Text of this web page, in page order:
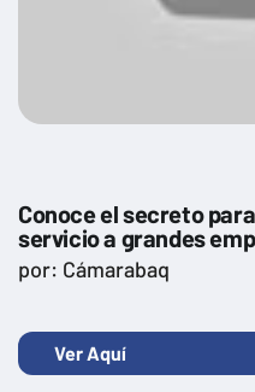
Conoce el secreto
servicio a grandes
por: Cámarabaq
Ver Aquí